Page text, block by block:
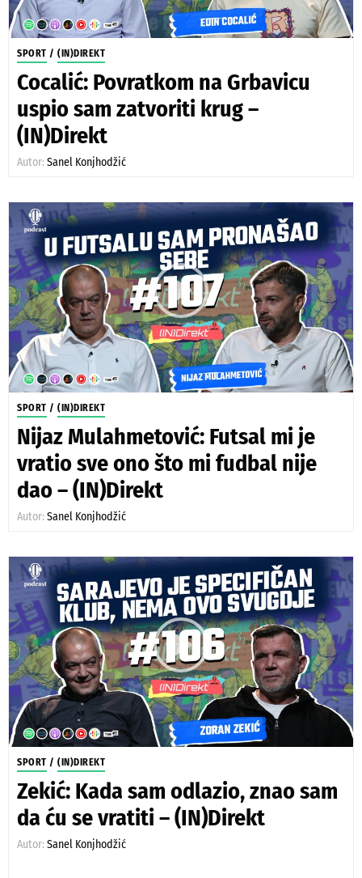
SPORT / (IN)DIREKT
Cocalić: Povratkom na Grbavicu
uspio sam zatvoriti krug –
(IN)Direkt
Autor: Sanel Konjhodžić
SPORT / (IN)DIREKT
Nijaz Mulahmetović: Futsal mi je
vratio sve ono što mi fudbal nije
dao – (IN)Direkt
Autor: Sanel Konjhodžić
SPORT / (IN)DIREKT
Zekić: Kada sam odlazio, znao sam
da ću se vratiti – (IN)Direkt
Autor: Sanel Konjhodžić